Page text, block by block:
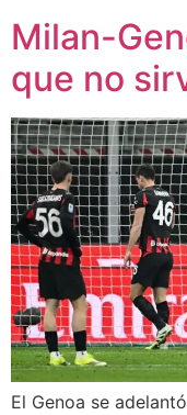
Milan-
que no
El Genoa se